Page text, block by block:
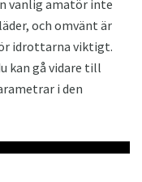
vanlig amatör inte
och omvänt är
idrottarna viktigt.
kan gå vidare till
i den